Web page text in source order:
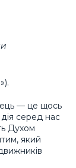
— це щось
серед нас
Духом
який